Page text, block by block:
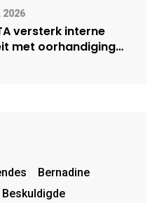
versterk interne
met oorhandiging
Bernadine
Beskuldigde